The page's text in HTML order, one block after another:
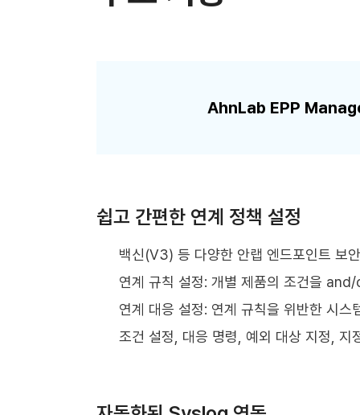
AhnLab EPP
쉽고 간편한 연계 정책 설정
백신(V3) 등 다양한 안랩 엔드포인트 보
연계 규칙 설정: 개별 제품의 조건을
연계 대응 설정: 연계 규칙을 위반한 시
조건 설정, 대응 명령, 예외 대상 지정, 지